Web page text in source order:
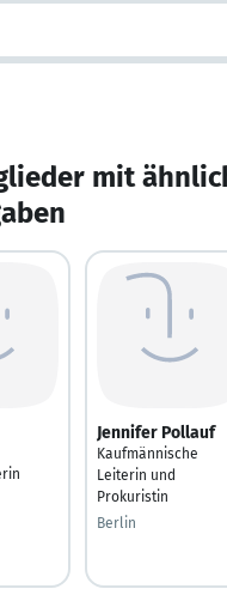
mit
Jennifer Pollauf
Kaufmännische
Leiterin und
Prokuristin
Berlin